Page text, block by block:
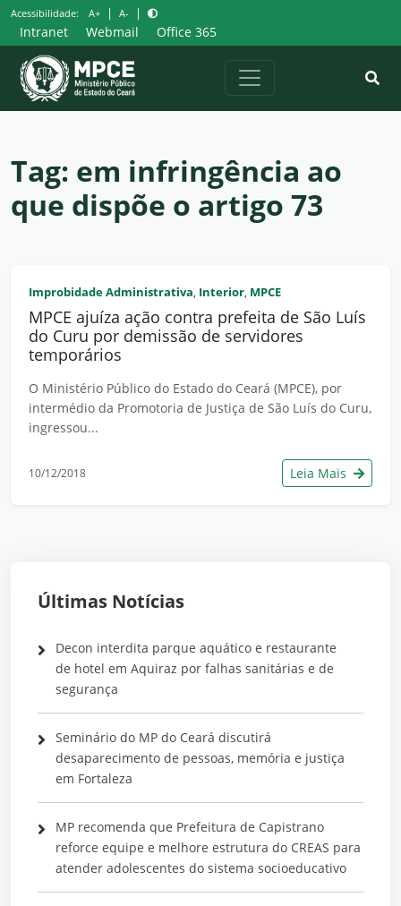
Pular
para
o
conteúdo
Acessibilidade: A+ | A- |
Intranet Webmail Office 365
Tag: em infringência ao
que dispõe o artigo 73
Improbidade Administrativa, Interior, MPCE
MPCE ajuíza ação contra prefeita de São Luís
do Curu por demissão de servidores
temporários
O Ministério Público do Estado do Ceará (MPCE), por
intermédio da Promotoria de Justiça de São Luís do Curu,
ingressou...
10/12/2018 Leia Mais
Últimas Notícias
Decon interdita parque aquático e restaurante
de hotel em Aquiraz por falhas sanitárias e de
segurança
Seminário do MP do Ceará discutirá
desaparecimento de pessoas, memória e justiça
em Fortaleza
MP recomenda que Prefeitura de Capistrano
reforce equipe e melhore estrutura do CREAS para
atender adolescentes do sistema socioeducativo